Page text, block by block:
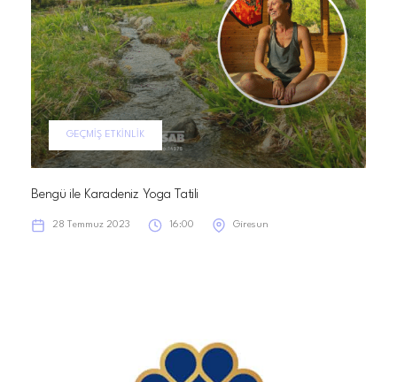
GEÇMIŞ ETKINLIK
Bengü ile Karadeniz Yoga Tatili
28 Temmuz 2023 16:00 Giresun